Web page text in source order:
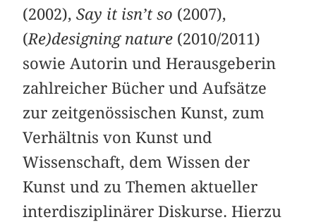
(2002),Say it isn’t so (2007),
(Re)designing nature (2010/2011)
sowie Autorin und Herausgeberin
zahlreicher Bücher und Aufsätze
zur zeitgenössischen Kunst, zum
Verhältnis von Kunst und
Wissenschaft, dem Wissen der
Kunst und zu Themen aktueller
interdisziplinärer Diskurse. Hierzu